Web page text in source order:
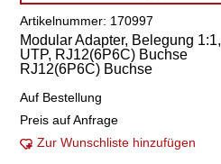
Artikelnummer: 170997
Modular Adapter, Belegung 1:1,
UTP, RJ12(6P6C) Buchse
RJ12(6P6C) Buchse
Auf Bestellung
Preis auf Anfrage
Zur Wunschliste hinzufügen